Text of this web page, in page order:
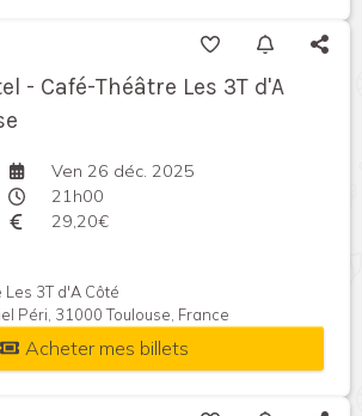
- Café-Théâtre Les 3T d'A
Ven 26 déc. 2025
21h00
29,20€
3T d'A Côté
Péri, 31000 Toulouse, France
Acheter mes billets